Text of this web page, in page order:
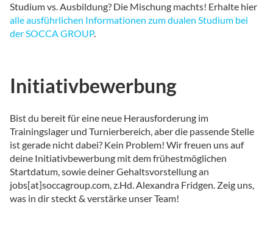
Studium vs. Ausbildung? Die Mischung machts! Erhalte hier
alle ausführlichen Informationen zum dualen Studium bei
der SOCCA GROUP.
Initiativbewerbung
Bist du bereit für eine neue Herausforderung im
Trainingslager und Turnierbereich, aber die passende Stelle
ist gerade nicht dabei? Kein Problem! Wir freuen uns auf
deine Initiativbewerbung mit dem frühestmöglichen
Startdatum, sowie deiner Gehaltsvorstellung an
jobs[at]soccagroup.com, z.Hd. Alexandra Fridgen. Zeig uns,
was in dir steckt & verstärke unser Team!